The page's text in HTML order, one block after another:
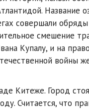
Название
совершали
смешение
Купалу, и на
войны
Китеже. Город
Считается, что